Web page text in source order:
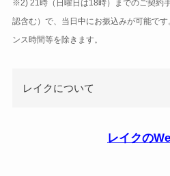
※2) 21時（日曜日は18時）までのご契約
認含む）で、当日中にお振込みが可能で
ンス時間等を除きます。
レイクについて
レイクの